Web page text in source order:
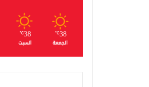
38
℃
الجمعة
38
℃
السبت